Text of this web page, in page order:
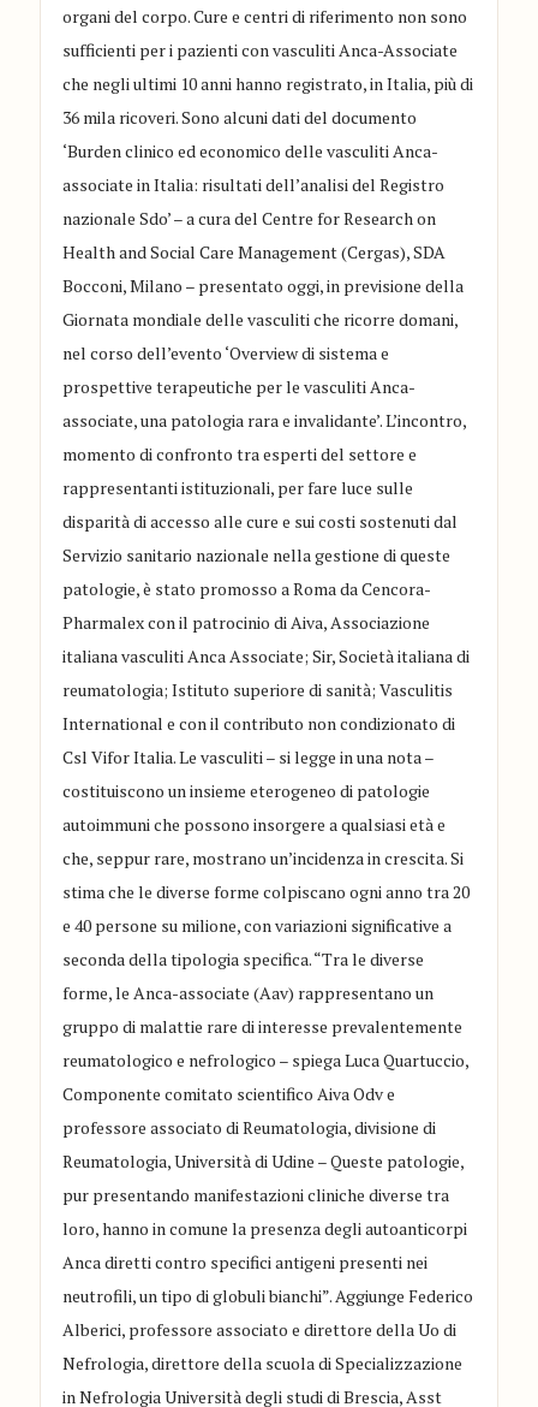
organi del corpo. Cure e centri di riferimento non sono
sufficienti per i pazienti con vasculiti Anca-Associate
che negli ultimi 10 anni hanno registrato, in Italia, più di
36 mila ricoveri. Sono alcuni dati del documento
‘Burden clinico ed economico delle vasculiti Anca-
associate in Italia: risultati dell’analisi del Registro
nazionale Sdo’ – a cura del Centre for Research on
Health and Social Care Management (Cergas), SDA
Bocconi, Milano – presentato oggi, in previsione della
Giornata mondiale delle vasculiti che ricorre domani,
nel corso dell’evento ‘Overview di sistema e
prospettive terapeutiche per le vasculiti Anca-
associate, una patologia rara e invalidante’. L’incontro,
momento di confronto tra esperti del settore e
rappresentanti istituzionali, per fare luce sulle
disparità di accesso alle cure e sui costi sostenuti dal
Servizio sanitario nazionale nella gestione di queste
patologie, è stato promosso a Roma da Cencora-
Pharmalex con il patrocinio di Aiva, Associazione
italiana vasculiti Anca Associate; Sir, Società italiana di
reumatologia; Istituto superiore di sanità; Vasculitis
International e con il contributo non condizionato di
Csl Vifor Italia. Le vasculiti – si legge in una nota –
costituiscono un insieme eterogeneo di patologie
autoimmuni che possono insorgere a qualsiasi età e
che, seppur rare, mostrano un’incidenza in crescita. Si
stima che le diverse forme colpiscano ogni anno tra 20
e 40 persone su milione, con variazioni significative a
seconda della tipologia specifica. “Tra le diverse
forme, le Anca-associate (Aav) rappresentano un
gruppo di malattie rare di interesse prevalentemente
reumatologico e nefrologico – spiega Luca Quartuccio,
Componente comitato scientifico Aiva Odv e
professore associato di Reumatologia, divisione di
Reumatologia, Università di Udine – Queste patologie,
pur presentando manifestazioni cliniche diverse tra
loro, hanno in comune la presenza degli autoanticorpi
Anca diretti contro specifici antigeni presenti nei
neutrofili, un tipo di globuli bianchi”. Aggiunge Federico
Alberici, professore associato e direttore della Uo di
Nefrologia, direttore della scuola di Specializzazione
in Nefrologia Università degli studi di Brescia, Asst